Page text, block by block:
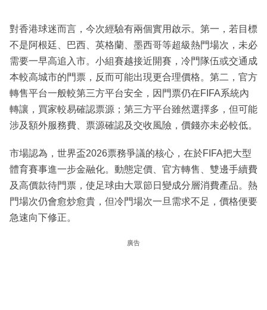
對香港球迷而言，今次經驗有兩個實用啟示。第一，若目標
不是阿根廷、巴西、英格蘭、墨西哥等超級熱門場次，未必
需要一早高追入市。小組賽越接近開賽，冷門隊伍或交通成
本較高城市的門票，反而可能出現更合理價格。第二，官方
轉售平台一般較第三方平台安全，因門票仍在FIFA系統內
轉讓，買家較易確認票源；第三方平台雖然選擇多，但可能
涉及額外服務費、票源確認及交收風險，價錢亦未必較低。
市場認為，世界盃2026票務爭議的核心，在於FIFA把大型
體育賽事進一步金融化。動態定價、官方轉售、雙邊手續費
及高價款待門票，使足球由大眾節日變成分層消費產品。熱
門場次仍會愈炒愈貴，但冷門場次一旦需求不足，價格便要
急速向下修正。
廣告